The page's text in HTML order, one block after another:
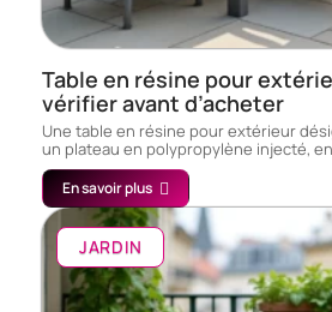
Table en résine pour
vérifier avant d’acheter
Une table en résine pour extérieur
un plateau en polypropylène injecté,
En savoir plus
JARDIN